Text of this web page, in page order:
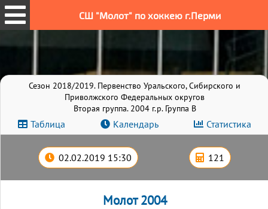
СШ "Молот" по хоккею г.Перми
Сезон 2018/2019. Первенство Уральского, Сибирского и
Приволжского Федеральных округов
Вторая группа. 2004 г.р. Группа B
Таблица Календарь Статистика
02.02.2019 15:30 121
Молот 2004